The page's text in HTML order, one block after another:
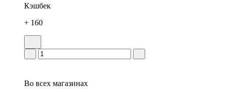
Кэшбек
+ 160
Во всех магазинах